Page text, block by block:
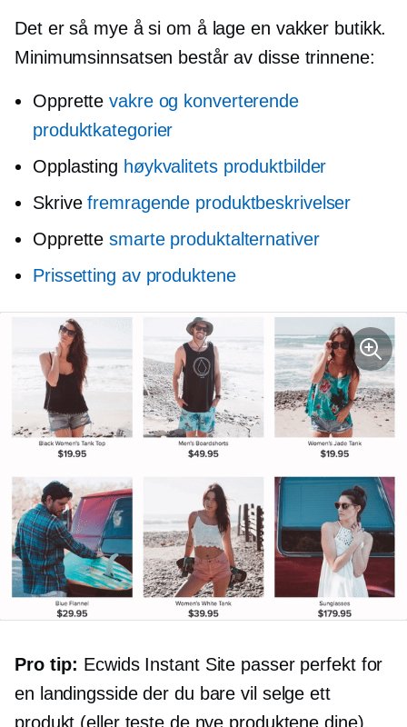
Det er så mye å si om å lage en vakker butikk.
Minimumsinnsatsen består av disse trinnene:
Opprettevakre og konverterende
produktkategorier
Opplasting høykvalitetsproduktbilder
Skrivefremragende produktbeskrivelser
Opprettesmarte produktalternativer
Prissetting av produktene
Pro tip: Ecwids Instant Site passer perfekt for
en landingsside der du bare vil selge ett
produkt (eller teste de nye produktene dine).